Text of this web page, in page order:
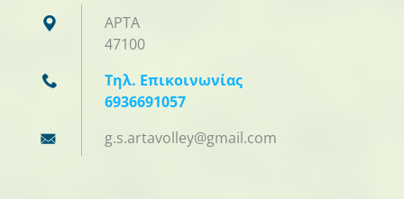
ΑΡΤΑ
47100
Τηλ. Επικοινωνίας
6936691057
g.s.artavolley@gmail.com